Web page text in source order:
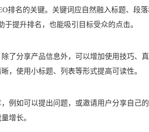
排名的关键。关键词应自然融入标题、段
提升排名，也能吸引目标受众的点击。
了分享产品信息外，可以增加使用技巧、
，使用小标题、列表等形式提高可读性。
例如可以提出问题，或邀请用户分享自己
增长。